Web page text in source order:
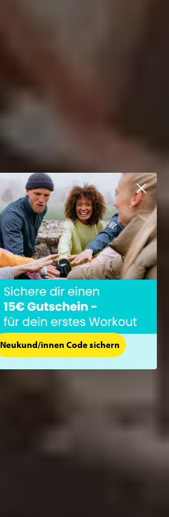
Neukund/innen Code sichern